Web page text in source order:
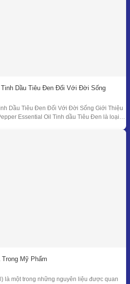
Dầu Tiêu Đen Đối Với Đời Sống
Dầu Tiêu Đen Đối Với Đời Sống Giới Thiệu
Essential Oil Tinh dầu Tiêu Đen là loại
từ quả của cây Tiêu Đen (Piper nigrum)
nước. Đây là
Mỹ Phẩm
là một trong những nguyên liệu được quan